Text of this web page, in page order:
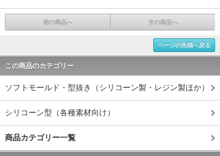
前の商品へ 次の商品へ
ページの先頭へ戻る
この商品のカテゴリー
ソフトモールド・型抜き（シリコーン製・レジン製ほか）
シリコーン型（各種素材向け）
商品カテゴリー一覧